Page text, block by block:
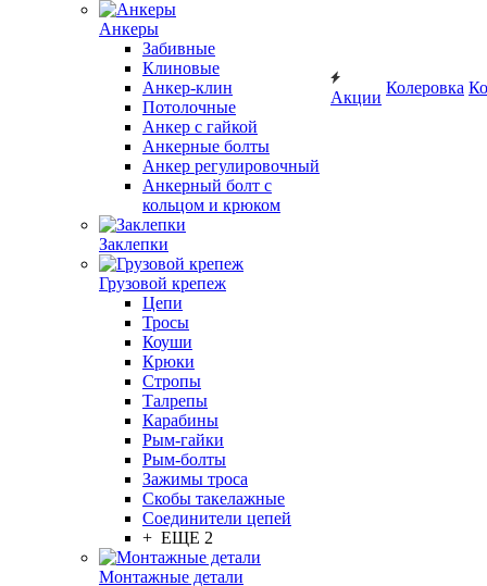
Анкеры
Забивные
Клиновые
Анкер-клин
Потолочные
Анкер с гайкой
Анкерные болты
Анкер регулировочный
Анкерный болт с
кольцом и крюком
Заклепки
Грузовой крепеж
Цепи
Тросы
Коуши
Крюки
Стропы
Талрепы
Карабины
Рым-гайки
Рым-болты
Зажимы троса
Скобы такелажные
Соединители цепей
+ ЕЩЕ 2
Монтажные детали
Акции
Колеровка